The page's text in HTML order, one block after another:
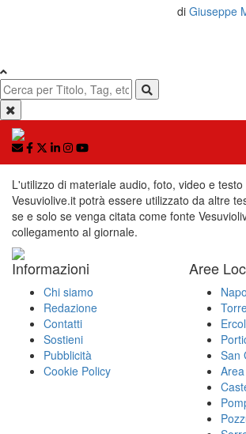
di Giuseppe
L'utilizzo di materiale audio, foto, video e
Vesuviolive.it potrà essere utilizzato da altre
se e solo se venga citata come fonte
collegamento al giornale.
Informazioni
Chi siamo
Redazione
Contatti
Sostieni
Pubblicità
Cookie Policy
Aree
San